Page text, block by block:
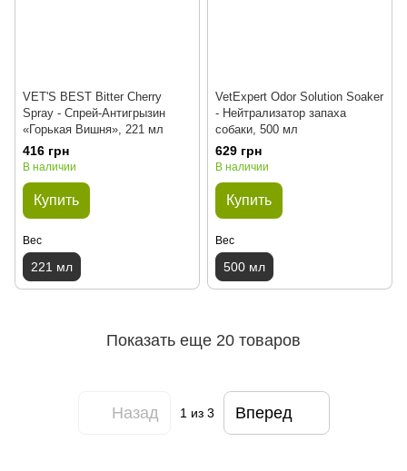
VET'S BEST Bitter Cherry
Spray - Спрей-Антигрызин
«Горькая Вишня», 221 мл
416 грн
В наличии
Купить
Вес
221 мл
VetExpert Odor Solution Soaker
- Нейтрализатор запаха
собаки, 500 мл
629 грн
В наличии
Купить
Вес
500 мл
Показать еще 20 товаров
Назад 1 из 3 Вперед